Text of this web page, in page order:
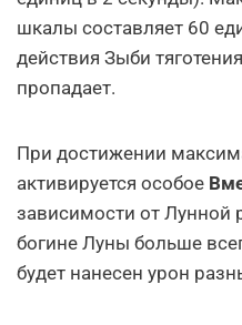
шкалы составляет 60
действия Зыби
пропадает.
При достижении
активируется особое
зависимости от Лунной
богине Луны больше
будет нанесен урон